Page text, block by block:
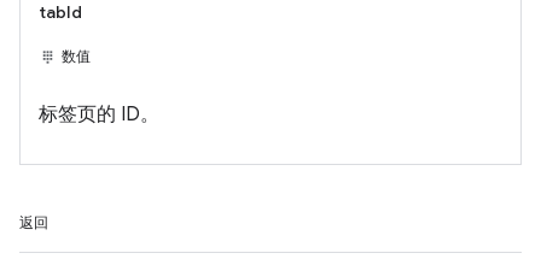
tabId
数值
标签页的 ID。
返回